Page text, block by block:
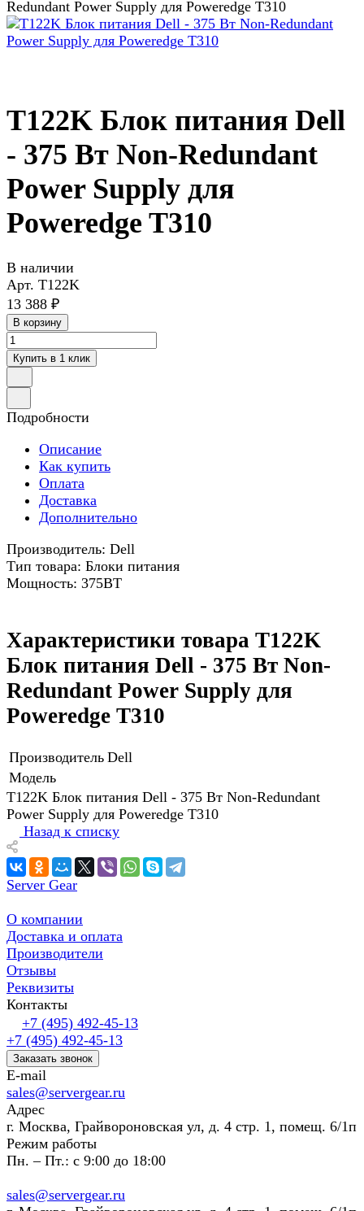
Redundant Power Supply для Poweredge T310
T122K Блок питания Dell
- 375 Вт Non-Redundant
Power Supply для
Poweredge T310
В наличии
Арт. T122K
13 388 ₽
В корзину
Купить в 1 клик
Подробности
Описание
Как купить
Оплата
Доставка
Дополнительно
Производитель: Dell
Тип товара: Блоки питания
Мощность: 375ВТ
Характеристики товара T122K
Блок питания Dell - 375 Вт Non-
Redundant Power Supply для
Poweredge T310
Производитель Dell
Модель
T122K Блок питания Dell - 375 Вт Non-Redundant
Power Supply для Poweredge T310
Назад к списку
Server Gear
О компании
Доставка и оплата
Производители
Отзывы
Реквизиты
Контакты
+7 (495) 492-45-13
+7 (495) 492-45-13
Заказать звонок
E-mail
sales@servergear.ru
Адрес
г. Москва, Грайвороновская ул, д. 4 стр. 1, помещ. 6/1п
Режим работы
Пн. – Пт.: с 9:00 до 18:00
sales@servergear.ru